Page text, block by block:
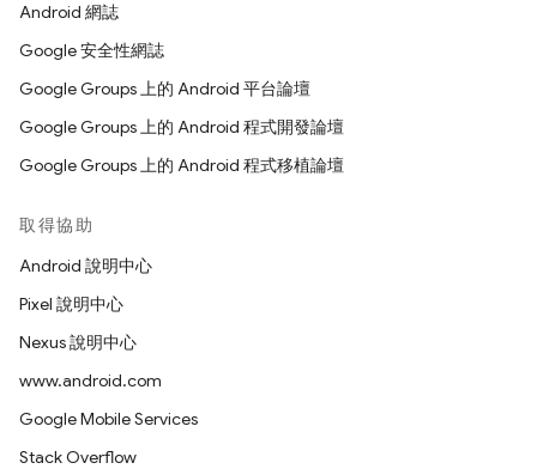
Android 網誌
Google 安全性網誌
Google Groups 上的 Android 平台論壇
Google Groups 上的 Android 程式開發論壇
Google Groups 上的 Android 程式移植論壇
取得協助
Android 說明中心
Pixel 說明中心
Nexus 說明中心
www.android.com
Google Mobile Services
Stack Overflow